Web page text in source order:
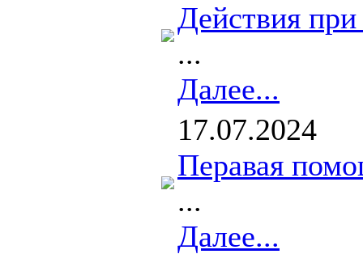
Действия
...
Далее...
17.07.2024
Перавая
...
Далее...